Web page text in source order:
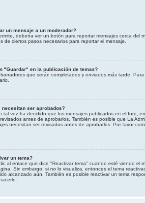
un mensaje a un moderador?
debería ver un botón para reportar mensajes cerca del
de ciertos pasos necesarios para reportar el mensaje.
"Guardar" en la publicación de temas?
que serán completados y enviados más tarde.
necesitan ser aprobados?
tal vez ha decidido que los mensajes publicados en el foro,
antes de aprobarlos. También es posible que La
necesitan ser revisados antes de aprobarlos. Por favor
un tema?
al enlace que dice "Reactivar tema" cuando esté viendo el
Sin embargo, si no lo visualiza, entonces el tema
alcanzado aún. También es posible reactivar un tema